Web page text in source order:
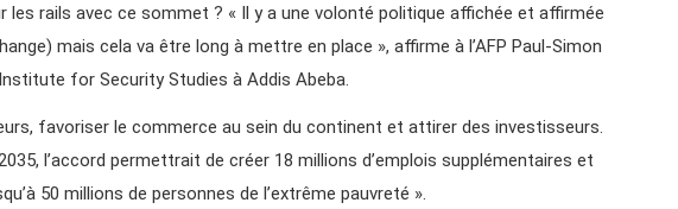
les rails avec ce sommet ? « Il y a une volonté politique affichée et affirmée
mais cela va être long à mettre en place », affirme à l’AFP Paul-Simon
for Security Studies à Addis Abeba.
favoriser le commerce au sein du continent et attirer des investisseurs.
l’accord permettrait de créer 18 millions d’emplois supplémentaires et
50 millions de personnes de l’extrême pauvreté ».